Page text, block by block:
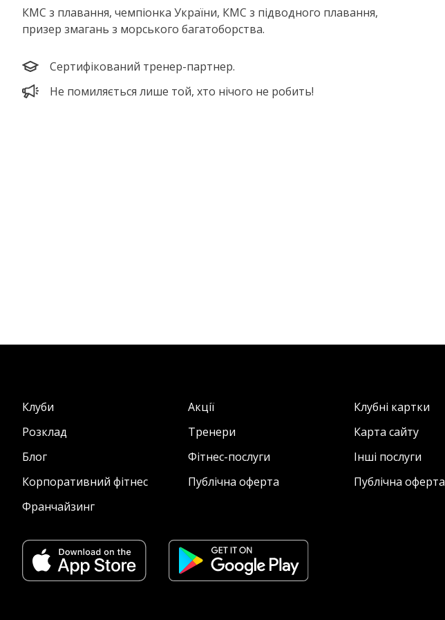
КМС з плавання, чемпіонка України, КМС з підводного плавання,
призер змагань з морського багатоборства.
Сертифікований тренер-партнер.
Не помиляється лише той, хто нічого не робить!
Клуби Акції
Клубні картки
Розклад
Тренери
Карта сайту
Блог
Фітнес-послуги
Інші послуги
Корпоративний фітнес
Публічна оферта
Публічна оферта
Франчайзинг